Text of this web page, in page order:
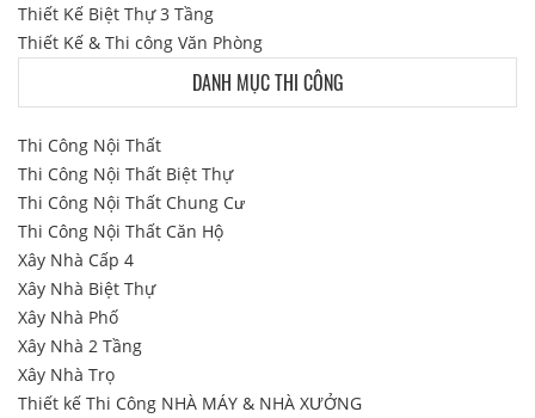
Thiết Kế Biệt Thự 3 Tầng
Thiết Kế & Thi công Văn Phòng
DANH MỤC THI CÔNG
Thi Công Nội Thất
Thi Công Nội Thất Biệt Thự
Thi Công Nội Thất Chung Cư
Thi Công Nội Thất Căn Hộ
Xây Nhà Cấp 4
Xây Nhà Biệt Thự
Xây Nhà Phố
Xây Nhà 2 Tầng
Xây Nhà Trọ
Thiết kế Thi Công NHÀ MÁY & NHÀ XƯỞNG